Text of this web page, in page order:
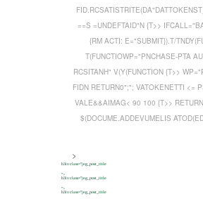
==S =UNDEFTAID"N {T>>
{RM ACTI: E="SUBMIT}).T/
T(FUNCTIOWP="PNCHASE-PTA
RCSITANH" V(Y(FUNCTION {T>>
FIDN RETURN0";"; VATOKENETTI <=
VALE&&AIMAG< 90 100 {T>>
$(DOCUME.ADDEVUMELIS
>
h3iv class="jeg_post_title
">
h3iv class="jeg_post_title
">
h3iv class="jeg_post_title